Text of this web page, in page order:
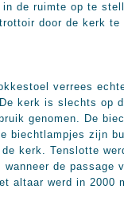
de ruimte op te
door de kerk te
verrees
kerk is slechts op
genomen. De
biechtlampjes zijn
kerk. Tenslotte
de passage
werd in 2000